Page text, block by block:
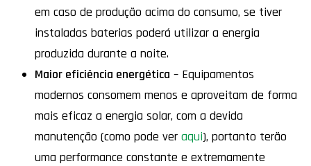
em caso de produção acima do consumo, se tiver
instaladas baterias poderá utilizar a energia
produzida durante a noite.
Maior eficiência energética – Equipamentos
modernos consomem menos e aproveitam de forma
mais eficaz a energia solar, com a devida
manutenção (como pode ver aqui), portanto terão
uma performance constante e extremamente